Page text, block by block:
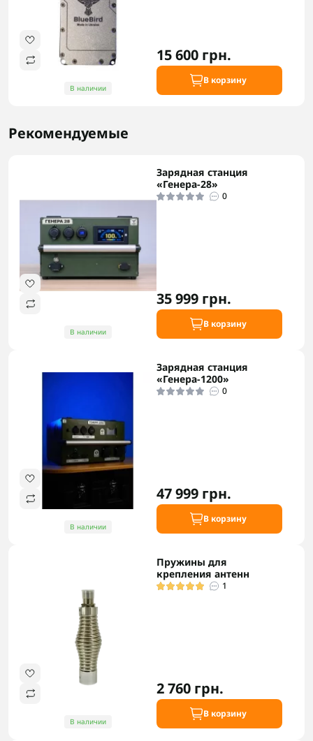
В наличии
15 600 грн.
В корзину
Рекомендуемые
В наличии
Зарядная станция
«Генера-28»
0
35 999 грн.
В корзину
В наличии
Зарядная станция
«Генера-1200»
0
47 999 грн.
В корзину
В наличии
Пружины для
крепления антенн
1
2 760 грн.
В корзину